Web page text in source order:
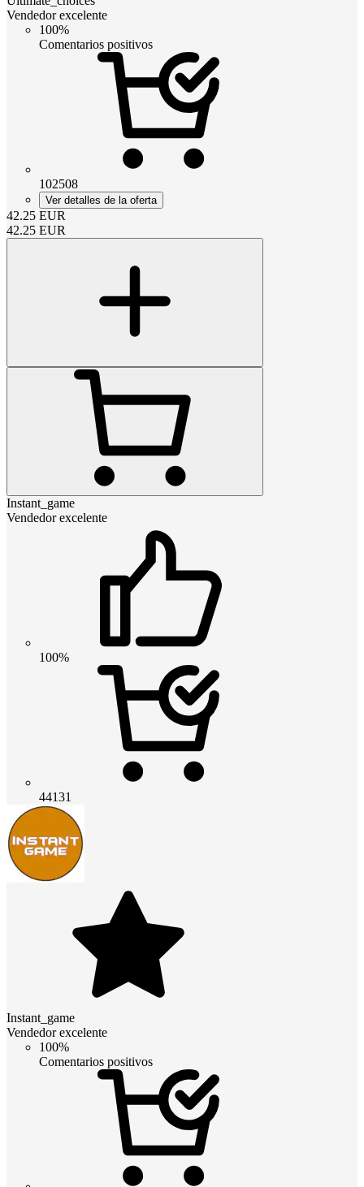
Vendedor excelente
100%
Comentarios positivos
102508
Ver detalles de la oferta
42.25 EUR
42.25 EUR
Instant_game
Vendedor excelente
100%
44131
Instant_game
Vendedor excelente
100%
Comentarios positivos